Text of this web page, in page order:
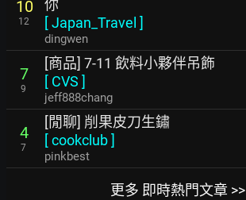
10
12
你
[Japan_Travel ]
dingwen
7
9
[商品] 7-11 飲料小夥伴吊飾
[ CVS ]
jeff888chang
4
7
[閒聊] 削果皮刀生鏽
[cookclub]
pinkbest
更多 即時熱門文章 >>